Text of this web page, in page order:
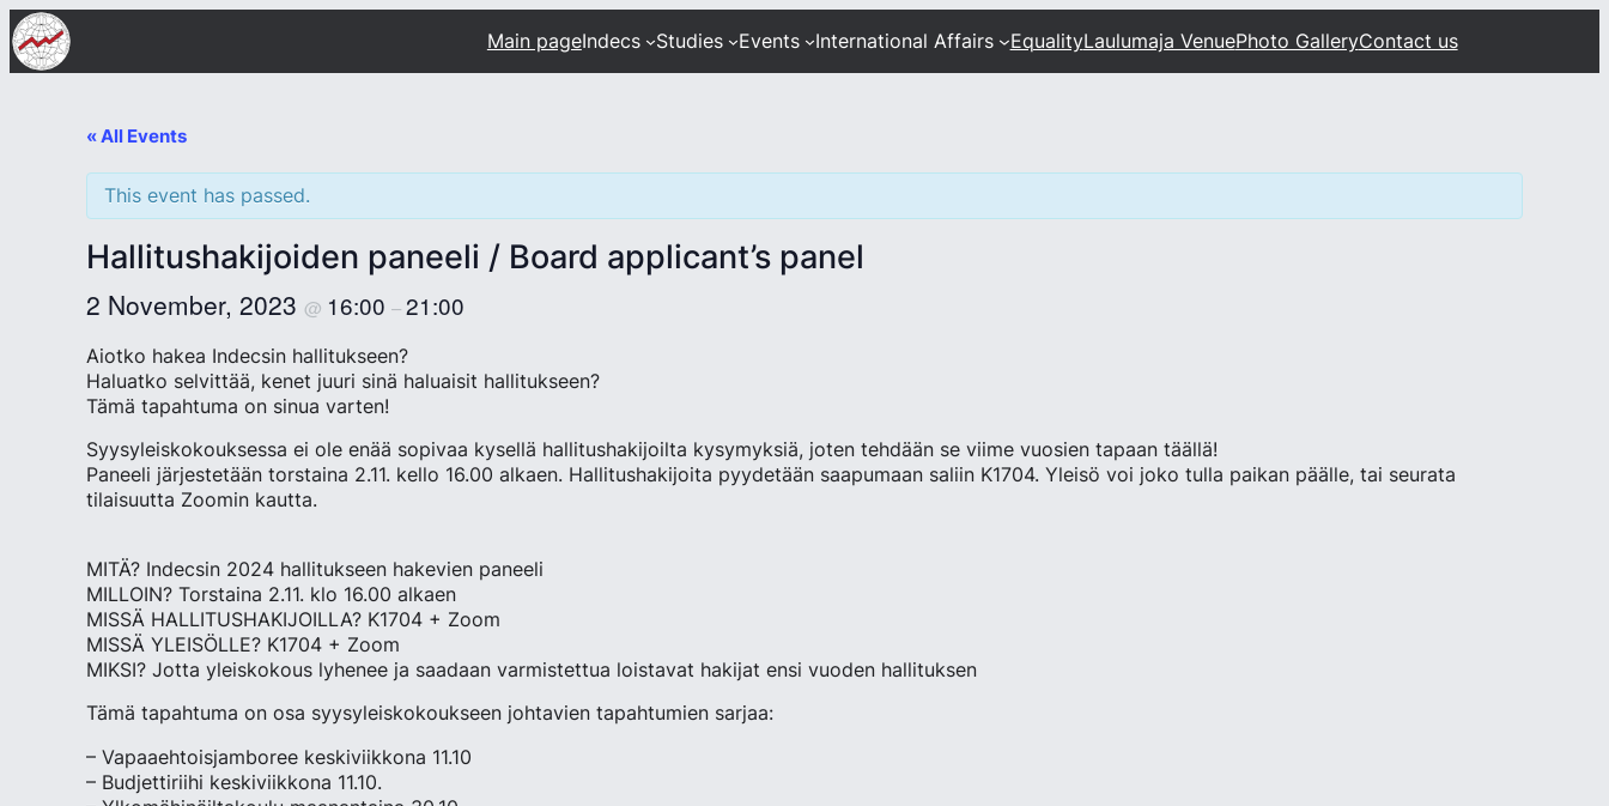
Main pageIndecs Studies Events International Affairs EqualityLaulumaja VenuePhoto GalleryContact us
« All Events
This event has passed.
Hallitushakijoiden paneeli / Board applicant’s panel
2 November, 2023 @ 16:00 –21:00
Aiotko hakea Indecsin hallitukseen?
Haluatko selvittää, kenet juuri sinä haluaisit hallitukseen?
Tämä tapahtuma on sinua varten!
Syysyleiskokouksessa ei ole enää sopivaa kysellä hallitushakijoilta kysymyksiä, joten tehdään se viime vuosien tapaan täällä!
Paneeli järjestetään torstaina 2.11. kello 16.00 alkaen. Hallitushakijoita pyydetään saapumaan saliin K1704. Yleisö voi joko tulla paikan päälle, tai seurata
tilaisuutta Zoomin kautta.
MITÄ? Indecsin 2024 hallitukseen hakevien paneeli
MILLOIN? Torstaina 2.11. klo 16.00 alkaen
MISSÄ HALLITUSHAKIJOILLA? K1704 + Zoom
MISSÄ YLEISÖLLE? K1704 + Zoom
MIKSI? Jotta yleiskokous lyhenee ja saadaan varmistettua loistavat hakijat ensi vuoden hallituksen
Tämä tapahtuma on osa syysyleiskokoukseen johtavien tapahtumien sarjaa:
– Vapaaehtoisjamboree keskiviikkona 11.10
– Budjettiriihi keskiviikkona 11.10.